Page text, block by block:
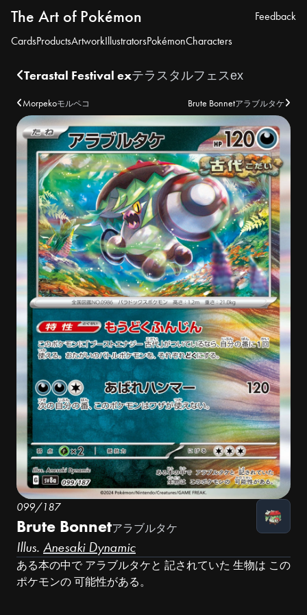
The Art of Pokémon
CardsProductsArtworkIllustratorsPokémonCharacters
Feedback
Terastal Festival exテラスタルフェスex
Morpekoモルペコ Brute Bonnetアラブルタケ
099/187
Brute Bonnetアラブルタケ
Illus. Anesaki Dynamic
ある本の中で アラブルタケと 記されていた 生物は この
ポケモンの 可能性がある。